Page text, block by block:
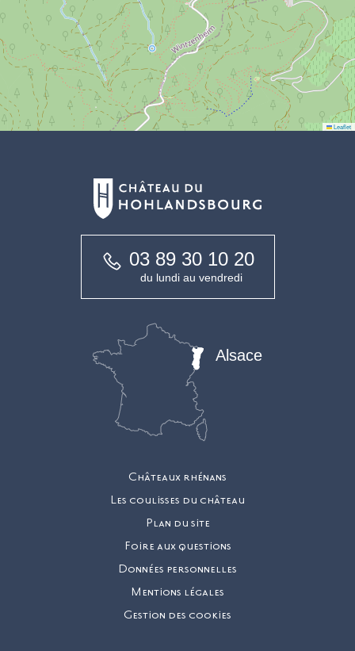
Leaflet
03 89 30 10 20
du lundi au vendredi
Châteaux rhénans
Les coulisses du château
Plan du site
Foire aux questions
Données personnelles
Mentions légales
Gestion des cookies
Alsace